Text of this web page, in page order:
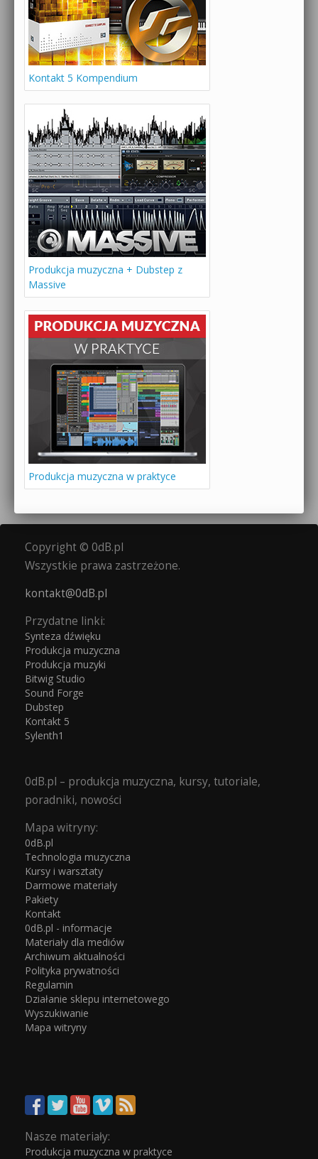
Kontakt 5 Kompendium
Produkcja muzyczna + Dubstep z
Massive
Produkcja muzyczna w praktyce
Copyright © 0dB.pl
Wszystkie prawa zastrzeżone.
kontakt@0dB.pl
Przydatne linki:
Synteza dźwięku
Produkcja muzyczna
Produkcja muzyki
Bitwig Studio
Sound Forge
Dubstep
Kontakt 5
Sylenth1
0dB.pl – produkcja muzyczna, kursy, tutoriale,
poradniki, nowości
Mapa witryny:
0dB.pl
Technologia muzyczna
Kursy i warsztaty
Darmowe materiały
Pakiety
Kontakt
0dB.pl - informacje
Materiały dla mediów
Archiwum aktualności
Polityka prywatności
Regulamin
Działanie sklepu internetowego
Wyszukiwanie
Mapa witryny
Nasze materiały:
Produkcja muzyczna w praktyce